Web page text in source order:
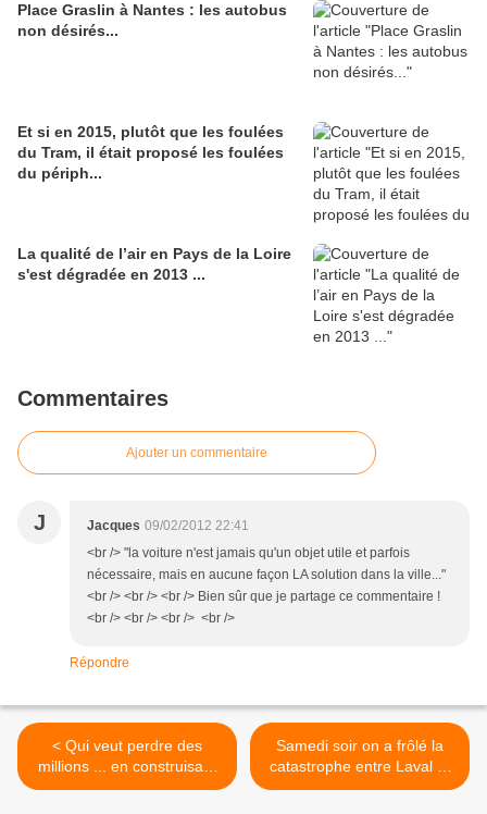
Place Graslin à Nantes : les autobus
non désirés...
Et si en 2015, plutôt que les foulées
du Tram, il était proposé les foulées
du périph...
La qualité de l’air en Pays de la Loire
s'est dégradée en 2013 ...
Commentaires
Ajouter un commentaire
J Jacques 09/02/2012 22:41
<br /> "la voiture n'est jamais qu'un objet utile et parfois
nécessaire, mais en aucune façon LA solution dans la ville..."
<br /> <br /> <br /> Bien sûr que je partage ce commentaire !
<br /> <br /> <br /> <br />
Répondre
< Qui veut perdre des
millions ... en construisant
l'autoroute A 831 en
Samedi soir on a frôlé la
catastrophe entre Laval et
Le Mans >